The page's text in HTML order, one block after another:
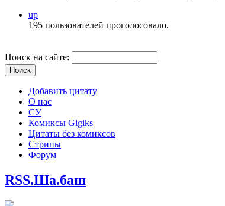
up
195 пользователей проголосовало.
Поиск на сайте:
Добавить цитату
О нас
СУ
Комиксы Gigiks
Цитаты без комиксов
Стрипы
Форум
RSS.Ша.баш